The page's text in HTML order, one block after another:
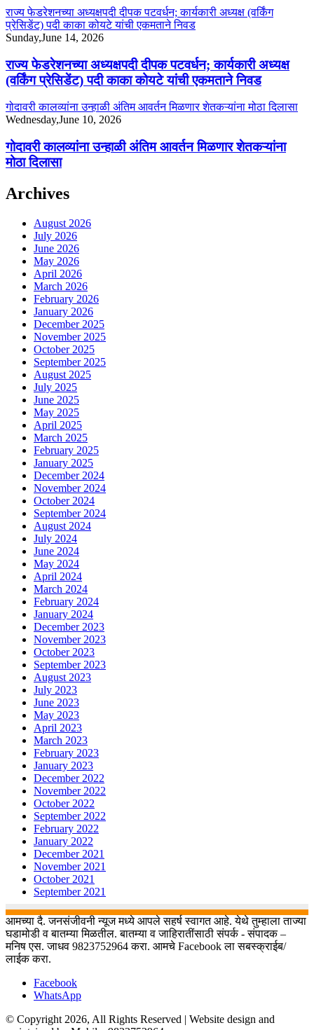
राज्य फेडरेशनच्या अध्यक्षपदी दीपक पटवर्धन; कार्यकारी अध्यक्ष (वर्किंग
प्रेसिडेंट) पदी काका कोयटे यांची एकमताने निवड
Sunday,June 14, 2026
राज्य फेडरेशनच्या अध्यक्षपदी दीपक पटवर्धन; कार्यकारी अध्यक्ष
(वर्किंग प्रेसिडेंट) पदी काका कोयटे यांची एकमताने निवड
गोदावरी कालव्यांना उन्हाळी अंतिम आवर्तन मिळणार शेतकऱ्यांना मोठा दिलासा
Wednesday,June 10, 2026
गोदावरी कालव्यांना उन्हाळी अंतिम आवर्तन मिळणार शेतकऱ्यांना
मोठा दिलासा
Archives
August 2026
July 2026
June 2026
May 2026
April 2026
March 2026
February 2026
January 2026
December 2025
November 2025
October 2025
September 2025
August 2025
July 2025
June 2025
May 2025
April 2025
March 2025
February 2025
January 2025
December 2024
November 2024
October 2024
September 2024
August 2024
July 2024
June 2024
May 2024
April 2024
March 2024
February 2024
January 2024
December 2023
November 2023
October 2023
September 2023
August 2023
July 2023
June 2023
May 2023
April 2023
March 2023
February 2023
January 2023
December 2022
November 2022
October 2022
September 2022
February 2022
January 2022
December 2021
November 2021
October 2021
September 2021
आमच्या दै. जनसंजीवनी न्यूज मध्ये आपले सहर्ष स्वागत आहे. येथे तुम्हाला ताज्या
घडामोडी व बातम्या मिळतील. बातम्या व जाहिरातींसाठी संपर्क - संपादक –
मनिष एस. जाधव 9823752964 करा. आमचे Facebook ला सबस्क्राईब/
लाईक करा.
Facebook
WhatsApp
© Copyright 2026, All Rights Reserved | Website design and